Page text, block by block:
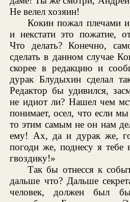
Не велел хозяин!
Кокин пожал плечами
и некстати это пожатие,
Что делать? Конечно,
сделать в данном случае
скорее в редакцию и
дурак Блудыхин сделал
Редактор бы удивился,
не идиот ли? Нашел чем
понимает, осел, что если
то этим самым не он нам
ему! Ах, да и дурак же,
погоди же, поднесу я тебе
гвоздику!»
Так бы отнесся к
дальше что? Дальше
человек, должен был